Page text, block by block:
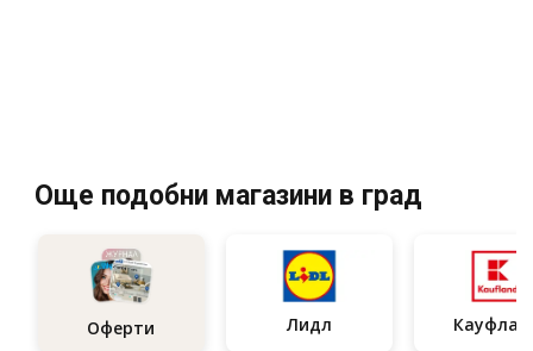
Още подобни магазини в град
Оферти Лидл